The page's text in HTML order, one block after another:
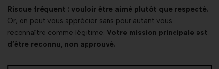
Risque fréquent : vouloir être aimé plutôt que respecté.
Or, on peut vous apprécier sans pour autant vous
reconnaître comme légitime. Votre mission principale est
d’être reconnu, non approuvé.